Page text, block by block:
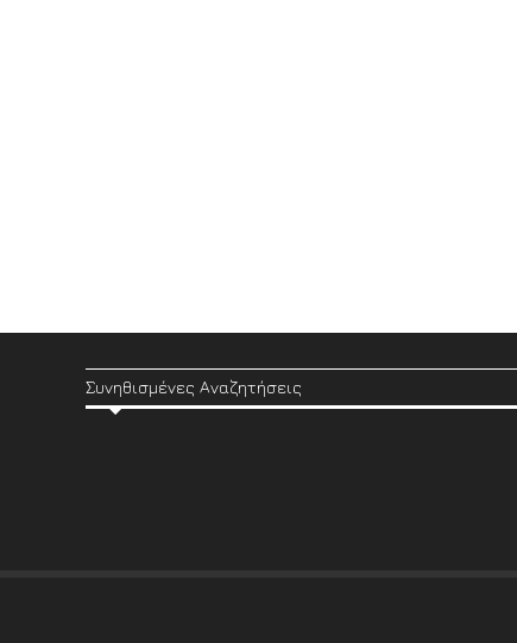
Συνηθισμένες Αναζητήσεις